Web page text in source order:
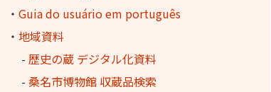
・ Guia do usuário em português
・ 地域資料
- 歴史の蔵 デジタル化資料
- 桑名市博物館 収蔵品検索